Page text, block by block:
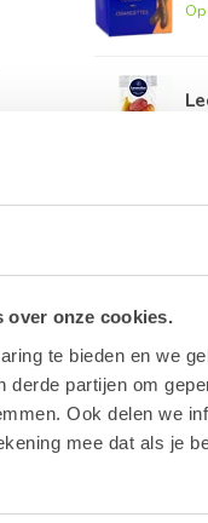
over onze cookies.
te bieden en we
partijen om
Ook delen we
mee dat als je